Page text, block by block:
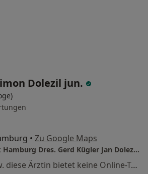
Dolezil jun.
• Zu Google Maps
Gyn. Praxisklinik Hamburg Dres. Gerd Kügler Jan Dolezil Jan S. Dolezil u.w.
Dieser Arzt bzw. diese Ärztin bietet keine Online-Terminbuchung an diesem Standort an.